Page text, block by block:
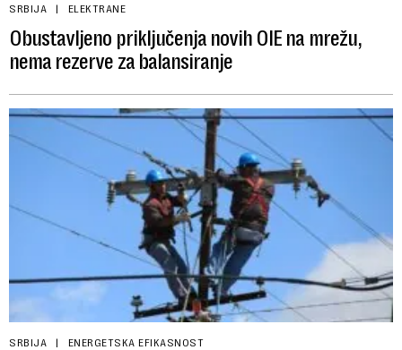
SRBIJA ELEKTRANE
Obustavljeno priključenja novih OIE na mrežu,
nema rezerve za balansiranje
SRBIJA ENERGETSKA EFIKASNOST